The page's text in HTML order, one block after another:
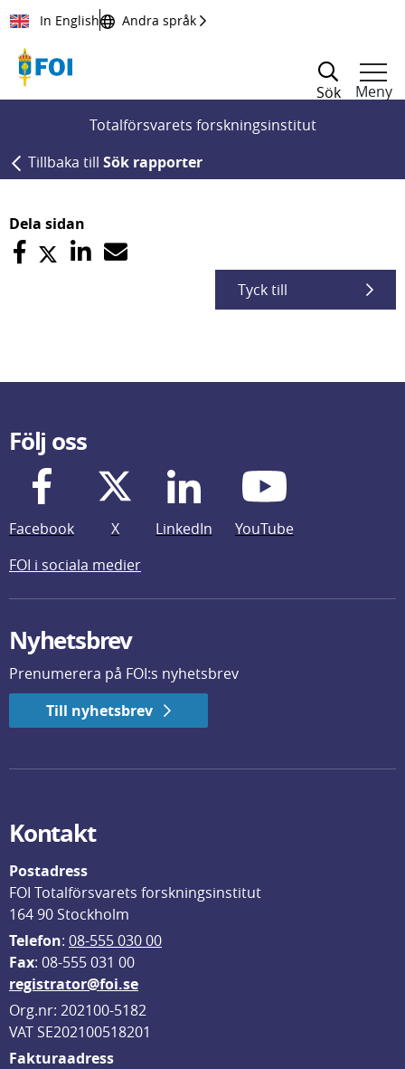
Till innehållet
In English Andra språk
Sök
Meny
Totalförsvarets forskningsinstitut
Tillbaka till Sök rapporter
Dela sidan
Tyck till
Följ oss
Facebook X LinkedIn
YouTube
FOI i sociala medier
Nyhetsbrev
Prenumerera på FOI:s nyhetsbrev
Till nyhetsbrev
Kontakt
Postadress
FOI Totalförsvarets forskningsinstitut
164 90 Stockholm
Telefon: 08-555 030 00
Fax: 08-555 031 00
registrator@foi.se
Org.nr: 202100-5182
VAT SE202100518201
Fakturaadress